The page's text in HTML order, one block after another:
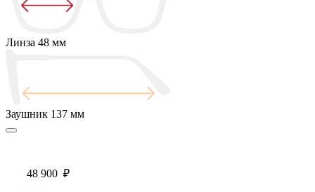
Линза 48 мм
Заушник 137 мм
48 900 ₽